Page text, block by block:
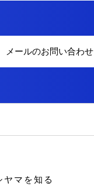
メールのお問い合わせ
ヤマを知る